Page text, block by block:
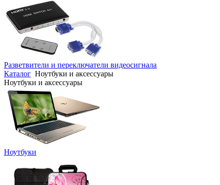
Разветвители и переключатели видеосигнала
Каталог Ноутбуки и аксессуары
Ноутбуки и аксессуары
Ноутбуки